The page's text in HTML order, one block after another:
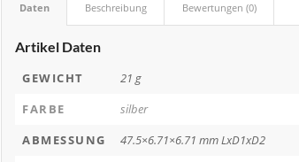
Daten Beschreibung Bewertungen (0)
Artikel Daten
GEWICHT
21 g
FARBE
silber
ABMESSUNG
47.5×6.71×6.71 mm LxD1xD2